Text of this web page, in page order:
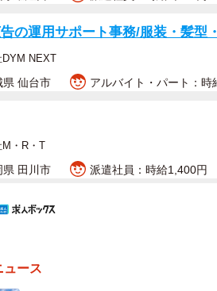
していました。
ドエディション）」。1997年に日
の運用サポート事務/服装・髪型
DYM NEXT
県 仙台市 アルバイト・パート：時
・R・T
県 田川市 派遣社員：時給1,400円
ュース